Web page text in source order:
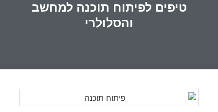
טיפים לפיתוח תוכנה למחשב
והסלולרי